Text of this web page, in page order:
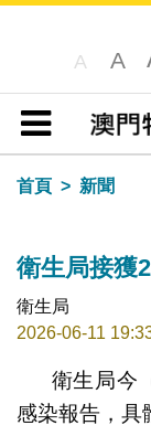
A A
目錄
首頁
新聞
衛生局接獲
衛生局
2026-06-11
衛生局今
感染報告，具